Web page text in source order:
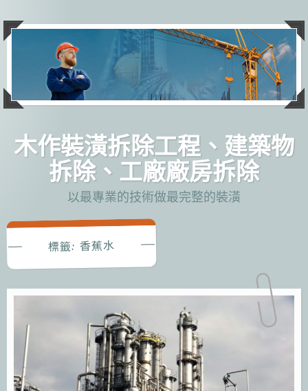
主
木作裝潢拆除工程、建築物
拆除、工廠廠房拆除
以最專業的技術做最完整的裝潢
標籤:香蕉水